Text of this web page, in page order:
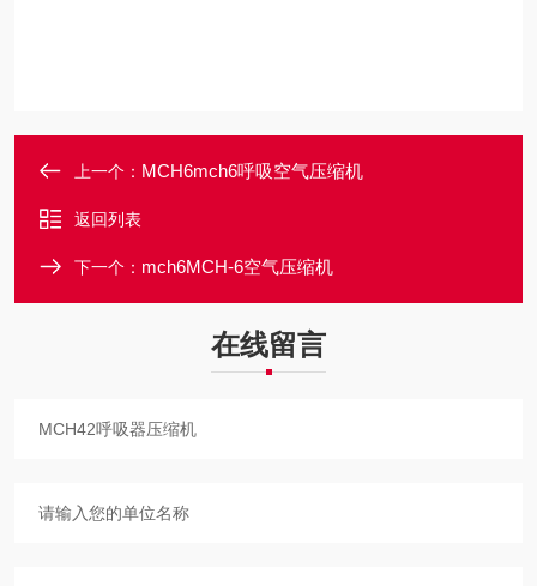
上一个： MCH6mch6呼吸空气压缩机
返回列表
下一个： mch6MCH-6空气压缩机
在线留言